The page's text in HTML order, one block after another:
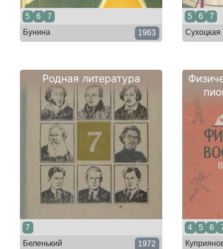
5 6
7
Бунина
1963
5 6
7
Сухоцкая
Родная литература
7
Беленький
1972
4 5 6